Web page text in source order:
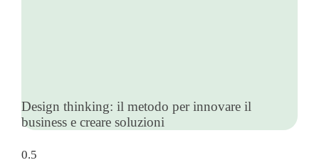
Design thinking: il metodo per innovare il
business e creare soluzioni